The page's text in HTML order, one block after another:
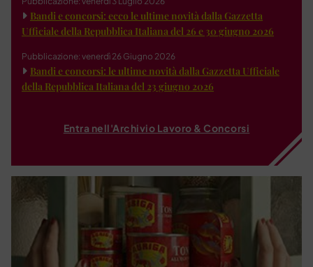
Bandi e concorsi: ecco le ultime novità dalla Gazzetta
Ufficiale della Repubblica Italiana del 26 e 30 giugno 2026
Pubblicazione: venerdì 26 Giugno 2026
Bandi e concorsi: le ultime novità dalla Gazzetta Ufficiale
della Repubblica Italiana del 23 giugno 2026
Entra nell'Archivio Lavoro & Concorsi